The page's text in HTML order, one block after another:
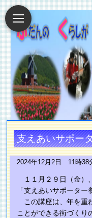
支えあいサポー
2024年12月2日 11時38
１１月２９日（金）
「支えあいサポーター
この講座は、年を重
ことができる街づくり